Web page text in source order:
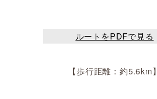
ルートをPDFで見る
【歩行距離：約5.6km】